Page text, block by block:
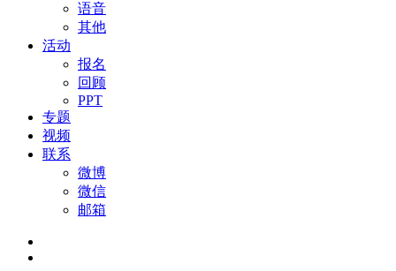
语音
其他
活动
报名
回顾
PPT
专题
视频
联系
微博
微信
邮箱